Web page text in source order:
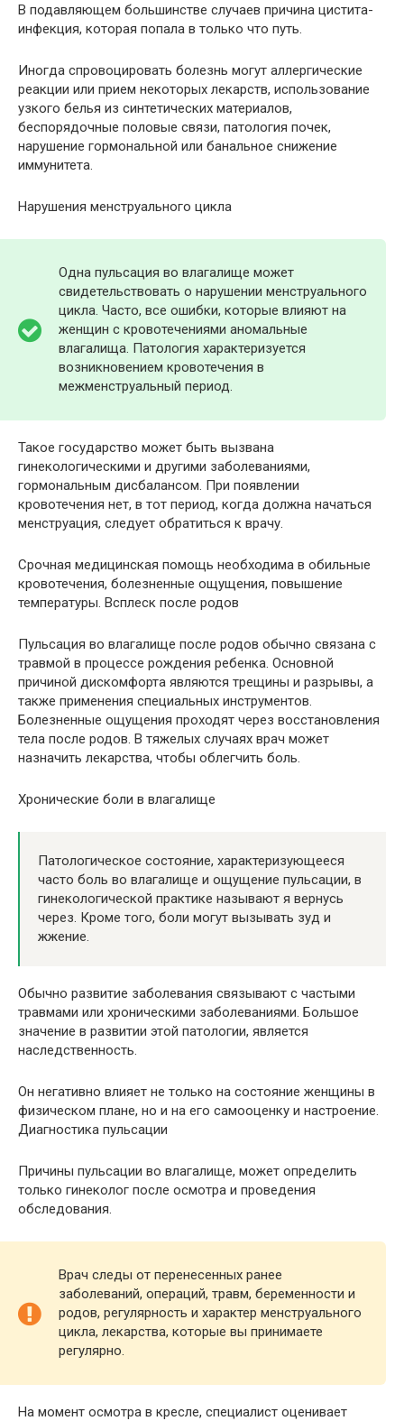
В подавляющем большинстве случаев причина цистита-
инфекция, которая попала в только что путь.
Иногда спровоцировать болезнь могут аллергические
реакции или прием некоторых лекарств, использование
узкого белья из синтетических материалов,
беспорядочные половые связи, патология почек,
нарушение гормональной или банальное снижение
иммунитета.
Нарушения менструального цикла
Одна пульсация во влагалище может
свидетельствовать о нарушении менструального
цикла. Часто, все ошибки, которые влияют на
женщин с кровотечениями аномальные
влагалища. Патология характеризуется
возникновением кровотечения в
межменструальный период.
Такое государство может быть вызвана
гинекологическими и другими заболеваниями,
гормональным дисбалансом. При появлении
кровотечения нет, в тот период, когда должна начаться
менструация, следует обратиться к врачу.
Срочная медицинская помощь необходима в обильные
кровотечения, болезненные ощущения, повышение
температуры. Всплеск после родов
Пульсация во влагалище после родов обычно связана с
травмой в процессе рождения ребенка. Основной
причиной дискомфорта являются трещины и разрывы, а
также применения специальных инструментов.
Болезненные ощущения проходят через восстановления
тела после родов. В тяжелых случаях врач может
назначить лекарства, чтобы облегчить боль.
Хронические боли в влагалище
Патологическое состояние, характеризующееся
часто боль во влагалище и ощущение пульсации, в
гинекологической практике называют я вернусь
через. Кроме того, боли могут вызывать зуд и
жжение.
Обычно развитие заболевания связывают с частыми
травмами или хроническими заболеваниями. Большое
значение в развитии этой патологии, является
наследственность.
Он негативно влияет не только на состояние женщины в
физическом плане, но и на его самооценку и настроение.
Диагностика пульсации
Причины пульсации во влагалище, может определить
только гинеколог после осмотра и проведения
обследования.
Врач следы от перенесенных ранее
заболеваний, операций, травм, беременности и
родов, регулярность и характер менструального
цикла, лекарства, которые вы принимаете
регулярно.
На момент осмотра в кресле, специалист оценивает